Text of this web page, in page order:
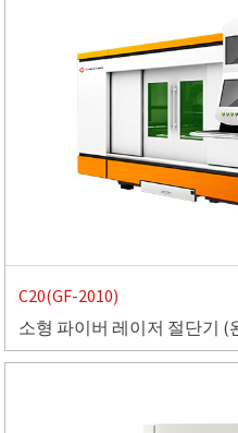
C20(GF-2010)
소형 파이버 레이저 절단기 (